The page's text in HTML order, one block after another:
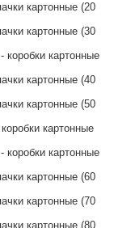
картонные (20
картонные (30
коробки картонные
картонные (40
картонные (50
картонные
коробки картонные
картонные (60
картонные (70
картонные (80